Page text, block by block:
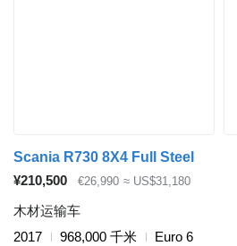
Scania R730 8X4 Full Steel
¥210,500
€26,990 ≈ US$31,180
木材运输车
2017
968,000 千米
Euro 6